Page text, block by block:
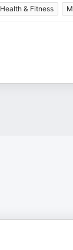
Health & Fitness